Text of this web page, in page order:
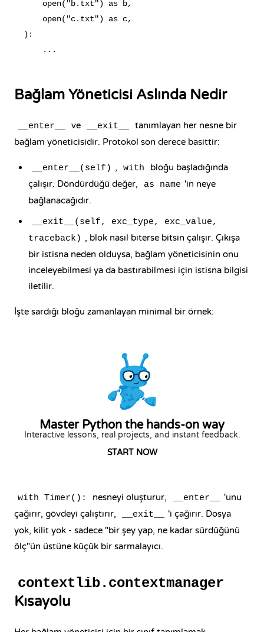
    open("b.txt") as b,
    open("c.txt") as c,
):
Bağlam Yöneticisi Aslında Nedir
__enter__ ve __exit__
tanımlayan her nesne bir
bağlam yöneticisidir. Protokol son derece basittir:
__enter__(self) , with
bloğu başladığında
çalışır. Döndürdüğü değer,
as name 'in neye
bağlanacağıdır.
__exit__(self, exc_type, exc_value,
traceback) , blok nasıl biterse bitsin çalışır. Çıkışa
bir istisna neden olduysa, bağlam yöneticisinin onu
inceleyebilmesi ya da bastırabilmesi için istisna bilgisi
iletilir.
İşte sardığı bloğu zamanlayan minimal bir örnek:
Master Python the hands-on way
Interactive lessons, real projects, and instant feedback.
START NOW
with Timer(): nesneyi oluşturur, __enter__
'unu
çağırır, gövdeyi çalıştırır,
__exit__
'i çağırır. Dosya
yok, kilit yok - sadece "bir şey yap, ne kadar sürdüğünü
ölç"ün üstüne küçük bir sarmalayıcı.
contextlib.contextmanager
Kısayolu